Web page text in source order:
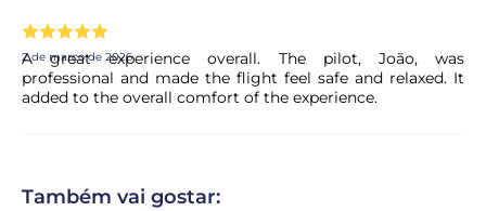
2 de março de 2026
A great experience overall. The pilot, João, was
professional and made the flight feel safe and relaxed. It
added to the overall comfort of the experience.
Também vai gostar: